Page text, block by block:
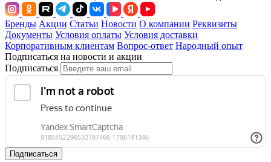
Бренды Акции Статьи Новости О компании Реквизиты
Документы Условия оплаты Условия доставки
Корпоративным клиентам Вопрос-ответ Народный опыт
Подписаться на новости и акции
Подписаться
Подписаться